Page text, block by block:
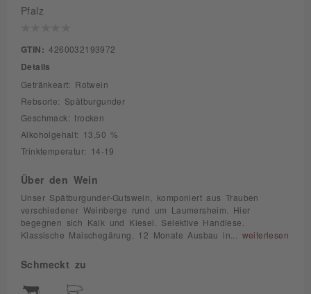
Pfalz
GTIN: 4260032193972
Details
Getränkeart: Rotwein
Rebsorte: Spätburgunder
Geschmack: trocken
Alkoholgehalt: 13,50 %
Trinktemperatur: 14-19
Über den Wein
Unser Spätburgunder-Gutswein, komponiert aus Trauben
verschiedener Weinberge rund um Laumersheim. Hier
begegnen sich Kalk und Kiesel. Selektive Handlese.
Klassische Maischegärung. 12 Monate Ausbau in... weiterlesen
Schmeckt zu